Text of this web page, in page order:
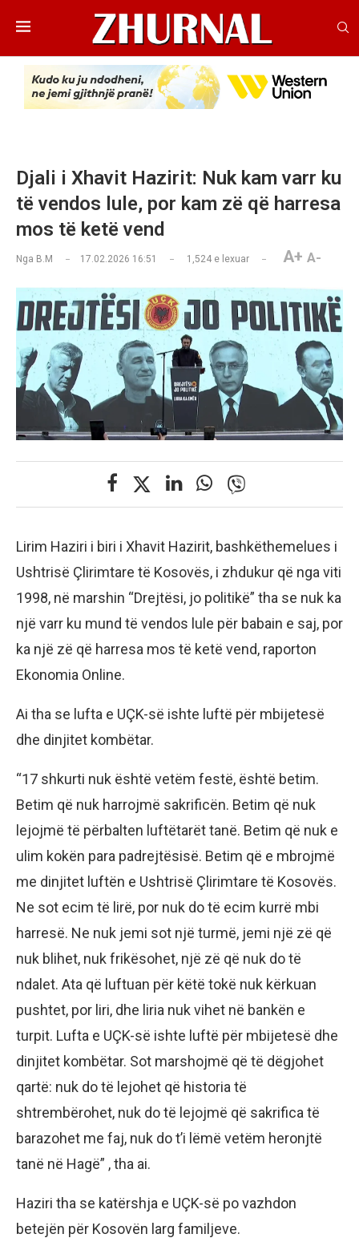
Djali i Xhavit Hazirit: Nuk kam varr ku
të vendos lule, por kam zë që harresa
mos të ketë vend
Nga B.M 17.02.2026 16:51 1,524 e lexuar A+ A-
Lirim Haziri i biri i Xhavit Hazirit, bashkëthemelues i
Ushtrisë Çlirimtare të Kosovës, i zhdukur që nga viti
1998, në marshin “Drejtësi, jo politikë” tha se nuk ka
një varr ku mund të vendos lule për babain e saj, por
ka një zë që harresa mos të ketë vend, raporton
Ekonomia Online.
Ai tha se lufta e UÇK-së ishte luftë për mbijetesë
dhe dinjitet kombëtar.
“17 shkurti nuk është vetëm festë, është betim.
Betim që nuk harrojmë sakrificën. Betim që nuk
lejojmë të përbalten luftëtarët tanë. Betim që nuk e
ulim kokën para padrejtësisë. Betim që e mbrojmë
me dinjitet luftën e Ushtrisë Çlirimtare të Kosovës.
Ne sot ecim të lirë, por nuk do të ecim kurrë mbi
harresë. Ne nuk jemi sot një turmë, jemi një zë që
nuk blihet, nuk frikësohet, një zë që nuk do të
ndalet. Ata që luftuan për këtë tokë nuk kërkuan
pushtet, por liri, dhe liria nuk vihet në bankën e
turpit. Lufta e UÇK-së ishte luftë për mbijetesë dhe
dinjitet kombëtar. Sot marshojmë që të dëgjohet
qartë: nuk do të lejohet që historia të
shtrembërohet, nuk do të lejojmë që sakrifica të
barazohet me faj, nuk do t’i lëmë vetëm heronjtë
tanë në Hagë” , tha ai.
Haziri tha se katërshja e UÇK-së po vazhdon
betejën për Kosovën larg familjeve.